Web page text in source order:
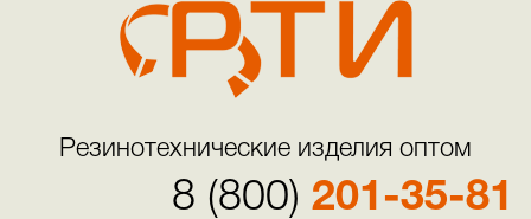
Резинотехнические изделия оптом
8 (800) 201-35-81